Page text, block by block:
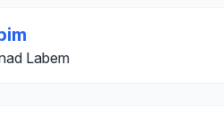
Labem